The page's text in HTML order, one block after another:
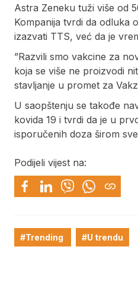
Astra Zeneku tuži više od
Kompanija tvrdi da odluka
izazvati TTS, već da je
”Razvili smo vakcine za
koja se više ne proizvodi
stavljanje u promet za
U saopštenju se takođe
kovida 19 i tvrdi da je u
isporučenih doza širom
Podijeli vijest na:
#Trending #U trendu